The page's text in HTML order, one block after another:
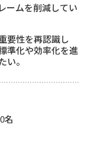
ームを削減してい
要性を再認識し
準化や効率化を進
い。